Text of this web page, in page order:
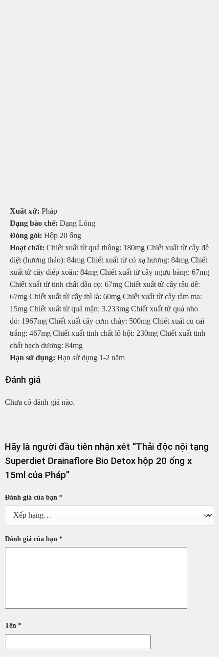
Xuất xứ: Pháp
Dạng bào chế: Dạng Lỏng
Đóng gói: Hộp 20 ống
Hoạt chất: Chiết xuất từ quả thông: 180mg Chiết xuất từ cây đê
diệt (hương thảo): 84mg Chiết xuất từ cỏ xạ hương: 84mg Chiết
xuất từ cây diếp xoăn: 84mg Chiết xuất từ cây ngưu bàng: 67mg
Chiết xuất từ tinh chất dầu cọ: 67mg Chiết xuất từ cây râu dê:
67mg Chiết xuất từ cây thì là: 60mg Chiết xuất từ cây tầm ma:
15mg Chiết xuất từ quả mận: 3.233mg Chiết xuất từ quả nho
đỏ: 1967mg Chiết xuất cây cơm cháy: 500mg Chiết xuất củ cải
trắng: 467mg Chiết xuất tinh chất lô hội: 230mg Chiết xuất tinh
chất bạch dương: 84mg
Hạn sử dụng: Hạn sử dụng 1-2 năm
Đánh giá
Chưa có đánh giá nào.
Hãy là người đầu tiên nhận xét “Thải độc nội tạng
Superdiet Drainaflore Bio Detox hộp 20 ống x
15ml của Pháp”
Đánh giá của bạn *
Đánh giá của bạn *
Tên *